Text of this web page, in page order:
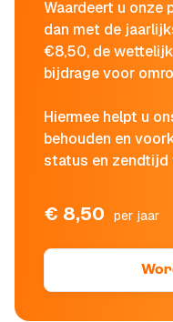
Waardeert u onze
dan met de
€8,50, de
bijdrage voor
Hiermee helpt u
behouden en
status en zendtijd
€ 8,50 per jaar